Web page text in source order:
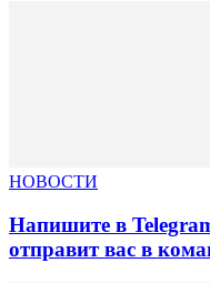
НОВОСТИ
Напишите в
отправит вас в